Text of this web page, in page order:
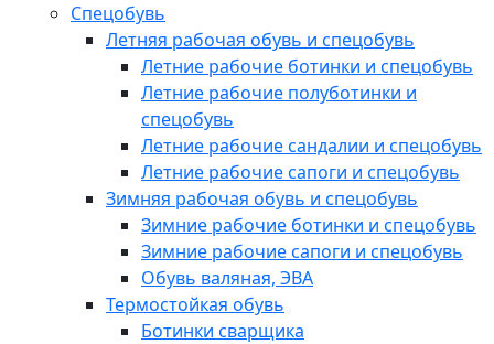
Спецобувь
Летняя рабочая обувь и спецобувь
Летние рабочие ботинки и спецобувь
Летние рабочие полуботинки и
спецобувь
Летние рабочие сандалии и спецобувь
Летние рабочие сапоги и спецобувь
Зимняя рабочая обувь и спецобувь
Зимние рабочие ботинки и спецобувь
Зимние рабочие сапоги и спецобувь
Обувь валяная, ЭВА
Термостойкая обувь
Ботинки сварщика